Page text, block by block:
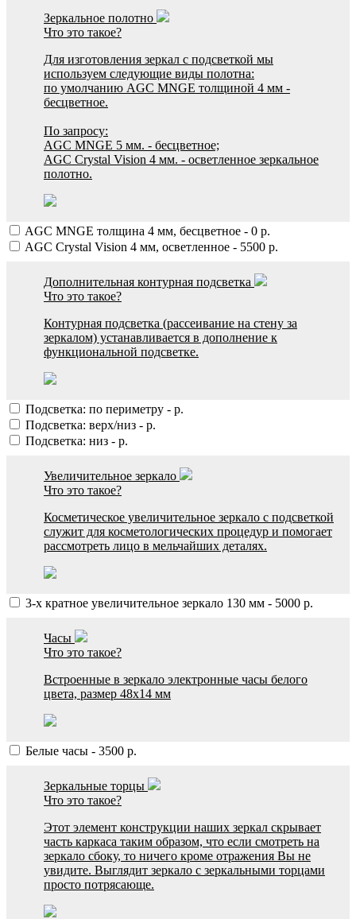
Зеркальное полотно
Что это такое?
Для изготовления зеркал с подсветкой мы
используем следующие виды полотна:
по умолчанию AGC MNGE толщиной 4 мм -
бесцветное.
По запросу:
AGC MNGE 5 мм. - бесцветное;
AGC Crystal Vision 4 мм. - осветленное зеркальное
полотно.
AGC MNGE толщина 4 мм, бесцветное - 0 р.
AGC Crystal Vision 4 мм, осветленное - 5500 р.
Дополнительная контурная подсветка
Что это такое?
Контурная подсветка (рассеивание на стену за
зеркалом) устанавливается в дополнение к
функциональной подсветке.
Подсветка: по периметру - р.
Подсветка: верх/низ - р.
Подсветка: низ - р.
Увеличительное зеркало
Что это такое?
Косметическое увеличительное зеркало с подсветкой
служит для косметологических процедур и помогает
рассмотреть лицо в мельчайших деталях.
3-х кратное увеличительное зеркало 130 мм - 5000 р.
Часы
Что это такое?
Встроенные в зеркало электронные часы белого
цвета, размер 48х14 мм
Белые часы - 3500 р.
Зеркальные торцы
Что это такое?
Этот элемент конструкции наших зеркал скрывает
часть каркаса таким образом, что если смотреть на
зеркало сбоку, то ничего кроме отражения Вы не
увидите. Выглядит зеркало с зеркальными торцами
просто потрясающе.